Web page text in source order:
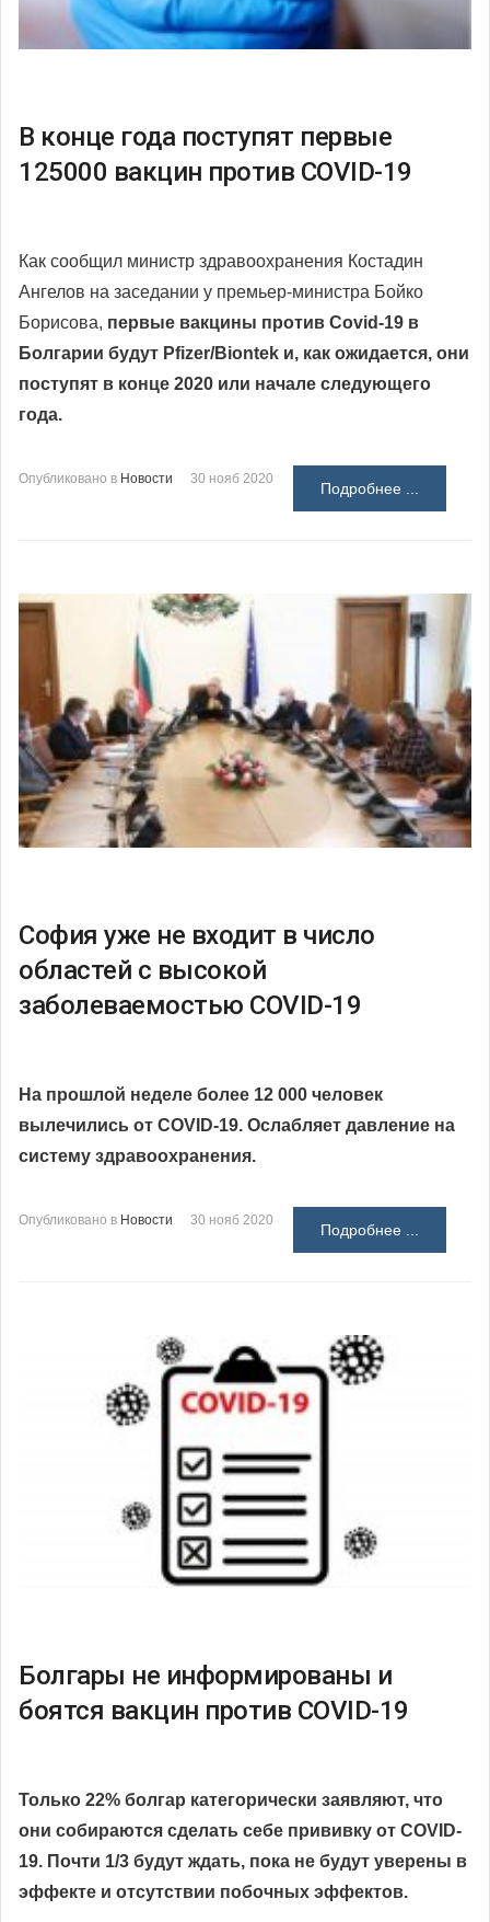
В конце года поступят первые
125000 вакцин против COVID-19
Как сообщил министр здравоохранения Костадин
Ангелов на заседании у премьер-министра Бойко
Борисова, первые вакцины против Covid-19 в
Болгарии будут Pfizer/Biontek и, как ожидается, они
поступят в конце 2020 или начале следующего
года.
Опубликовано в Новости 30 нояб 2020
Подробнее ...
София уже не входит в число
областей с высокой
заболеваемостью COVID-19
На прошлой неделе более 12 000 человек
вылечились от COVID-19. Ослабляет давление на
систему здравоохранения.
Опубликовано в Новости 30 нояб 2020
Подробнее ...
Болгары не информированы и
боятся вакцин против COVID-19
Только 22% болгар категорически заявляют, что
они собираются сделать себе прививку от COVID-
19. Почти 1/3 будут ждать, пока не будут уверены в
эффекте и отсутствии побочных эффектов.